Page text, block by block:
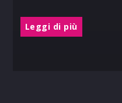
Leggi di più